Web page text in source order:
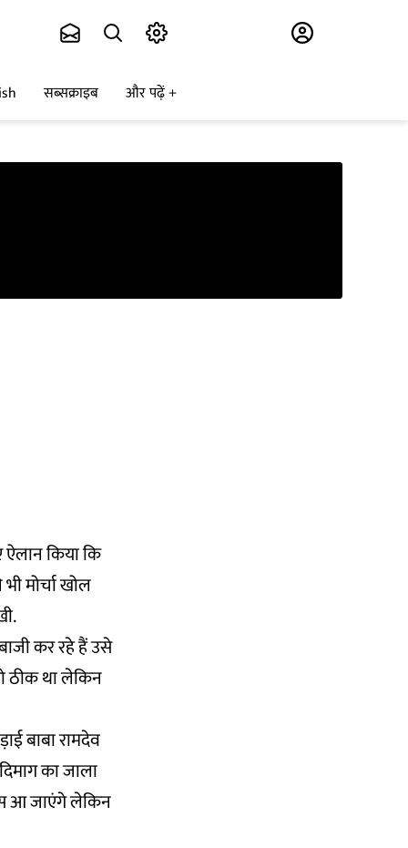
सब्सक्राइब और पढ़ें
ऐलान किया कि
मोर्चा खोल
कर रहे हैं उसे
ठीक था लेकिन
बाबा रामदेव
का जाला
आ जाएंगे लेकिन